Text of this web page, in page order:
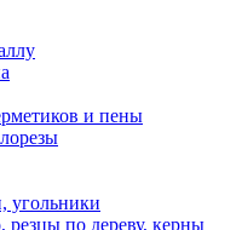
и пены
угольники
резцы по дереву, керны